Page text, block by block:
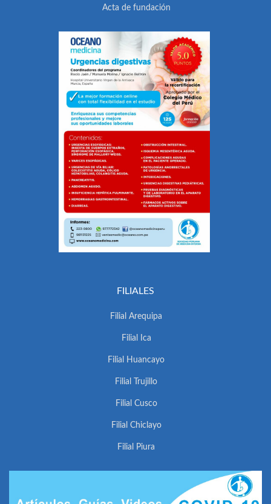
Acta de fundación
FILIALES
Filial Arequipa
Filial Ica
Filial Huancayo
Filial Trujillo
Filial Cusco
Filial Chiclayo
Filial Piura